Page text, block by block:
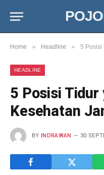
Home » Headline » 5 Posisi
HEADLINE
5 Posisi
Kesehatan
BY INDRAWAN 30